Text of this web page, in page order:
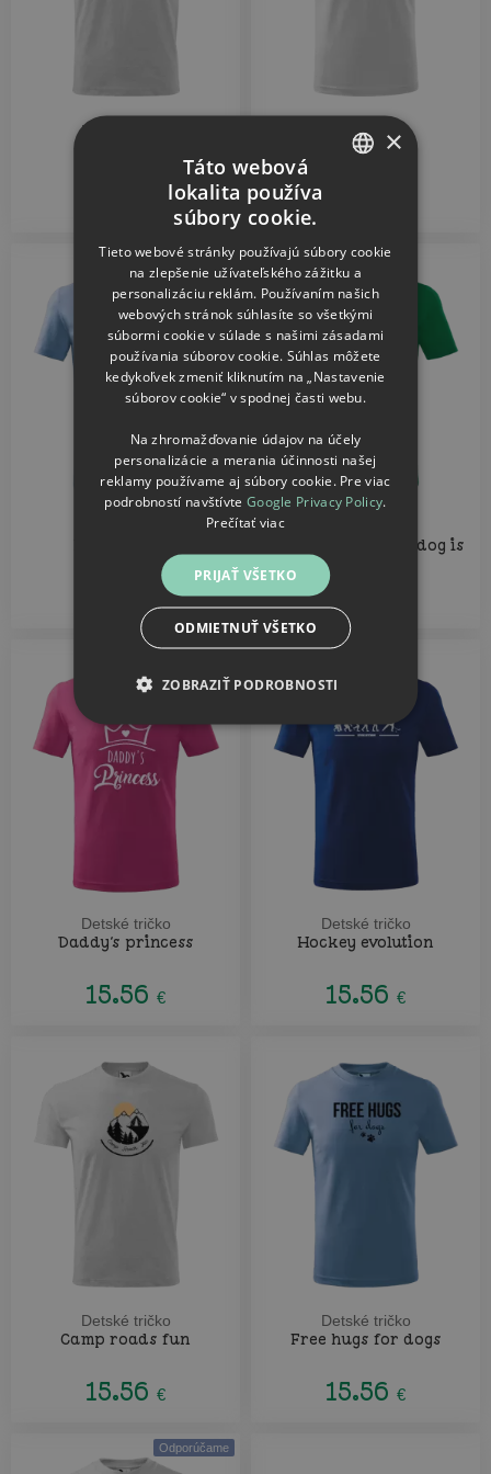
Detské tričko Detské tričko
Kemp v lese
Home is where the dog is
15.56
Detské tričko
Daddy's princess
15.56 €
Detské tričko
Hockey evolution
15.56 €
Detské tričko
Camp roads fun
15.56 €
Detské tričko
Free hugs for dogs
15.56 €
Odporúčame
×
Táto webová
lokalita používa
súbory cookie.
Tieto webové stránky používajú súbory cookie
na zlepšenie užívateľského zážitku a
personalizáciu reklám. Používaním našich
webových stránok súhlasíte so všetkými
súbormi cookie v súlade s našimi zásadami
používania súborov cookie. Súhlas môžete
kedykoľvek zmeniť kliknutím na „Nastavenie
súborov cookie“ v spodnej časti webu.
Na zhromažďovanie údajov na účely
personalizácie a merania účinnosti našej
reklamy používame aj súbory cookie. Pre viac
podrobností navštívte Google Privacy Policy.
Prečítať viac
PRIJAŤ VŠETKO
ODMIETNUŤ VŠETKO
ZOBRAZIŤ PODROBNOSTI